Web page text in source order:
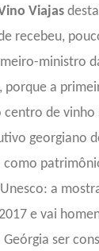
Viajas
recebeu,
ministro
porque a
de vinho
georgiano
como
a
e vai
ser